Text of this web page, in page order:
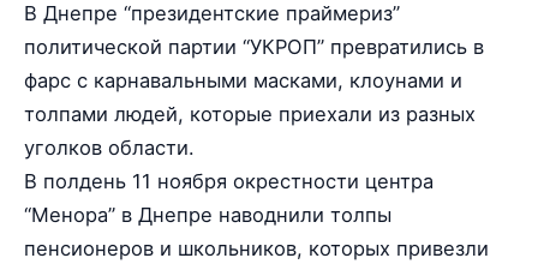
В Днепре “президентские праймериз”
политической партии “УКРОП” превратились в
фарс с карнавальными масками, клоунами и
толпами людей, которые приехали из разных
уголков области.
В полдень 11 ноября окрестности центра
“Менора” в Днепре наводнили толпы
пенсионеров и школьников, которых привезли